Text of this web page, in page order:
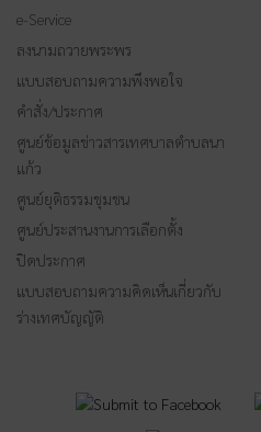
e-Service
ลงนามถวายพระพร
แบบสอบถามความพึงพอใจ
คำสั่ง/ประกาศ
ศูนย์ข้อมูลข่าวสารเทศบาลตำบลนา
แก้ว
ศูนย์ยุติธรรมชุมชน
ศูนย์ประสานงานการเลือกตั้ง
ปิดประกาศ
แบบสอบถามความคิดเห็นเกี่ยวกับ
ร่างเทศบัญญัติ